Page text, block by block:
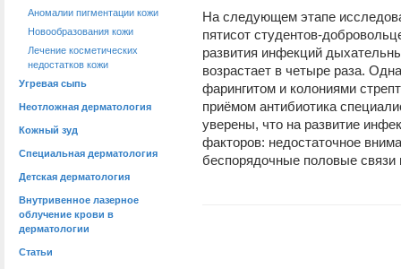
Аномалии пигментации кожи
Новообразования кожи
Лечение косметических
недостатков кожи
Угревая сыпь
Неотложная дерматология
Кожный зуд
Специальная дерматология
Детская дерматология
Внутривенное лазерное
облучение крови в
дерматологии
Статьи
На следующем этапе
пятисот студентов-
развития инфекций
возрастает в четыре раза.
фарингитом и колониями
приёмом антибиотика
уверены, что на развитие
факторов: недостаточное
беспорядочные половые связи